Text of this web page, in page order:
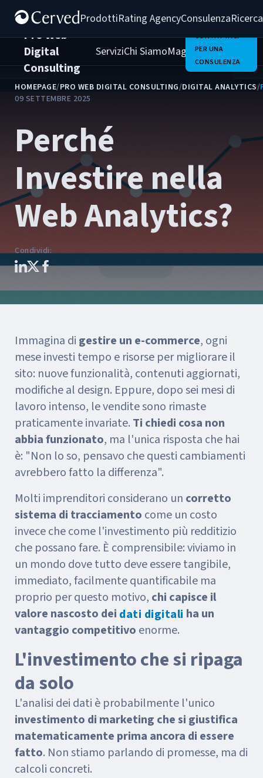
ProdottiRating AgencyConsulenza
Pro Web
Digital
Consulting
ServiziChi SiamoMagazineClienti
CONTATTACI
PER UNA
CONSULENZA
HOMEPAGE/PRO WEB DIGITAL CONSULTING/DIGITAL ANALYTICS/
09 SETTEMBRE 2025
Perché
Investire nella
Web Analytics?
Condividi:
Immagina di gestire un e-commerce, ogni
mese investi tempo e risorse per migliorare il
sito: nuove funzionalità, contenuti aggiornati,
modifiche al design. Eppure, dopo sei mesi di
lavoro intenso, le vendite sono rimaste
praticamente invariate. Ti chiedi cosa non
abbia funzionato, ma l'unica risposta che hai
è: "Non lo so, pensavo che questi cambiamenti
avrebbero fatto la differenza".
Molti imprenditori considerano un corretto
sistema di tracciamento come un costo
invece che come l'investimento più redditizio
che possano fare. È comprensibile: viviamo in
un mondo dove tutto deve essere tangibile,
immediato, facilmente quantificabile ma
proprio per questo motivo, chi capisce il
valore nascosto dei dati digitali ha un
vantaggio competitivo enorme.
L'investimento che si ripaga
da solo
L'analisi dei dati è probabilmente l'unico
investimento di marketing che si giustifica
matematicamente prima ancora di essere
fatto. Non stiamo parlando di promesse, ma di
calcoli concreti.